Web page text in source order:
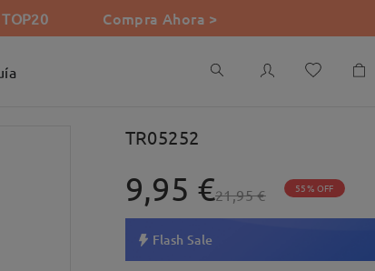
TOP20 Compra Ahora >
TR05252
9,95 €21,95 € 55% OFF
Flash Sale